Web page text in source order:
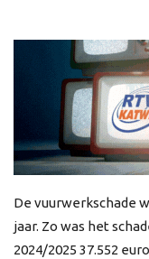
De vuurwerkschade
jaar. Zo was het
2024/2025 37.552